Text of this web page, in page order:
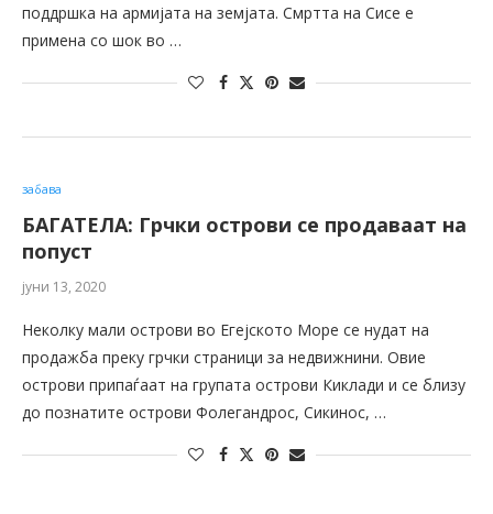
поддршка на армијата на земјата. Смртта на Сисе е
примена со шок во …
забава
БАГАТЕЛА: Грчки острови се продаваат на
попуст
јуни 13, 2020
Неколку мали острови во Егејското Море се нудат на
продажба преку грчки страници за недвижнини. Овие
острови припаѓаат на групата острови Киклади и се близу
до познатите острови Фолегандрос, Сикинос, …